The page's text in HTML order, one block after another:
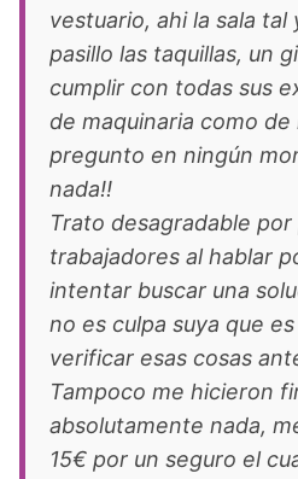
vestuario, ahi la sala tal
pasillo las taquillas, un
cumplir con todas sus
de maquinaria como
pregunto en ningún
nada!!
Trato desagradable
trabajadores al hablar
intentar buscar una
no es culpa suya que
verificar esas cosas
Tampoco me hicieron
absolutamente nada,
15€ por un seguro el